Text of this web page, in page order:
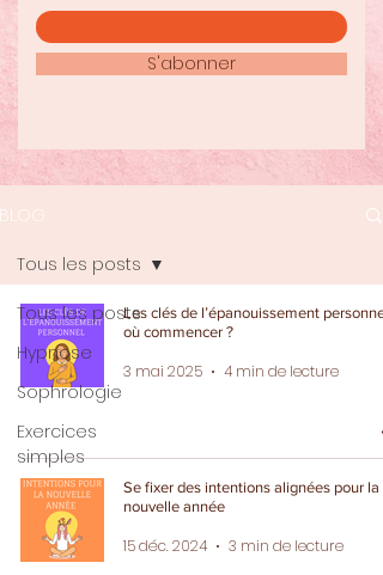
S'abonner
BLOG
Tous les posts
Hypnose
Sophrologie
Exercices
simples
Tous les posts
Les clés de l’épanouissement personnel
où commencer ?
3 mai 2025 4 min de lecture
Se fixer des intentions alignées pour la
nouvelle année
15 déc. 2024 3 min de lecture